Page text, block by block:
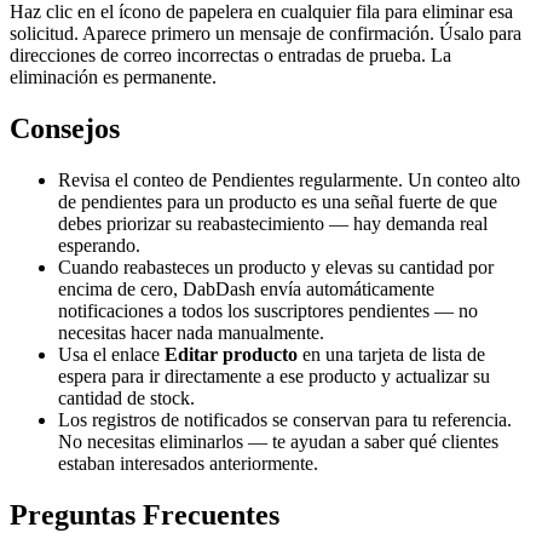
Haz clic en el ícono de papelera en cualquier fila para eliminar esa
solicitud. Aparece primero un mensaje de confirmación. Úsalo para
direcciones de correo incorrectas o entradas de prueba. La
eliminación es permanente.
Consejos
Revisa el conteo de Pendientes regularmente. Un conteo alto
de pendientes para un producto es una señal fuerte de que
debes priorizar su reabastecimiento — hay demanda real
esperando.
Cuando reabasteces un producto y elevas su cantidad por
encima de cero, DabDash envía automáticamente
notificaciones a todos los suscriptores pendientes — no
necesitas hacer nada manualmente.
Usa el enlace Editar producto en una tarjeta de lista de
espera para ir directamente a ese producto y actualizar su
cantidad de stock.
Los registros de notificados se conservan para tu referencia.
No necesitas eliminarlos — te ayudan a saber qué clientes
estaban interesados anteriormente.
Preguntas Frecuentes